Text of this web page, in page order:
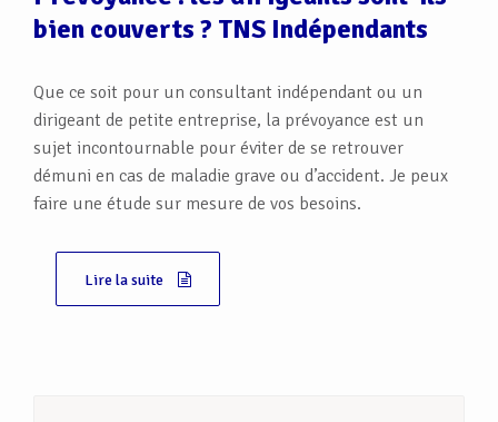
bien couverts ? TNS Indépendants
Que ce soit pour un consultant indépendant ou un
dirigeant de petite entreprise, la prévoyance est un
sujet incontournable pour éviter de se retrouver
démuni en cas de maladie grave ou d’accident. Je peux
faire une étude sur mesure de vos besoins.
Lire la suite